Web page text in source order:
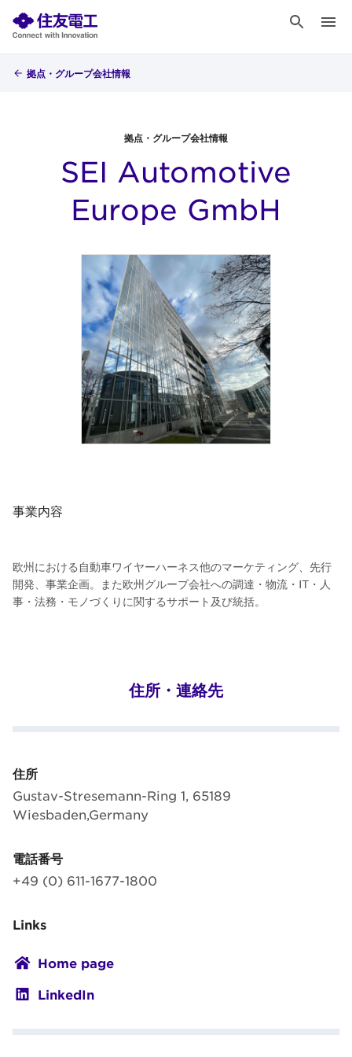
拠点・グループ会社情報
拠点・グループ会社情報
SEI Automotive
Europe GmbH
事業内容
欧州における自動車ワイヤーハーネス他のマーケティング、先行
開発、事業企画。また欧州グループ会社への調達・物流・IT・人
事・法務・モノづくりに関するサポート及び統括。
住所・連絡先
住所
Gustav-Stresemann-Ring 1, 65189
Wiesbaden,Germany
電話番号
+49 (0) 611-1677-1800
Links
Home page
LinkedIn